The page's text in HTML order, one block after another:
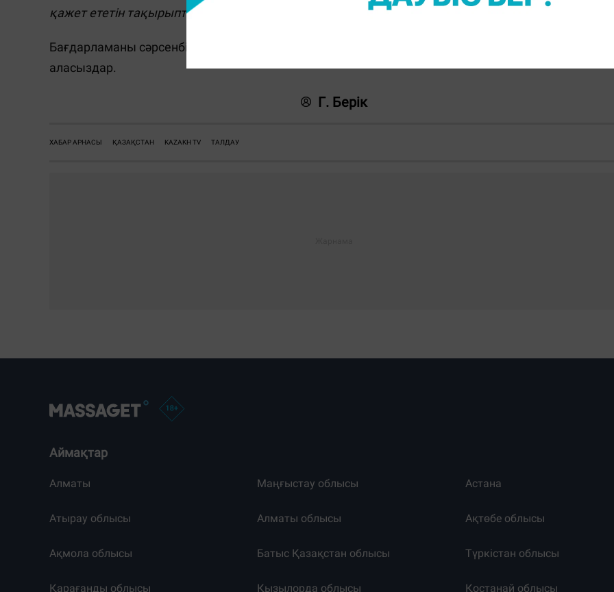
қажет ететін тақырыптар
», - дейді «Хабар 24» арнасы директорының орынбасары Ольга Горелик.
Бағдарламаны сәрсенбі күні «Хабар 24» арнасының эфирінен немесе
аласыздар.
Г. Берік
ХАБАР АРНАСЫ ҚАЗАҚСТАН KAZAKH TV ТАЛДАУ
Аймақтар
Алматы Маңғыстау облысы Астана
Атырау облысы Алматы облысы Ақтөбе облысы
Ақмола облысы Батыс Қазақстан облысы Түркістан облысы
Қарағанды облысы Қызылорда облысы Қостанай облысы